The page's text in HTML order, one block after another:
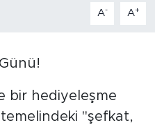
A- A+
bir hediyeleşme
"şefkat,